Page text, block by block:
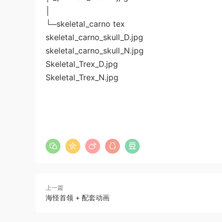
└─skeletal_carno tex
skeletal_carno_skull_D.jpg
skeletal_carno_skull_N.jpg
Skeletal_Trex_D.jpg
Skeletal_Trex_N.jpg
上一篇
海怪首领 + 配套动画